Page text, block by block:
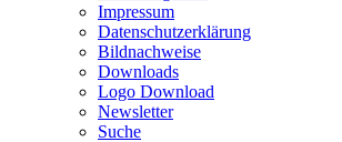
Impressum
Datenschutzerklärung
Bildnachweise
Downloads
Logo Download
Newsletter
Suche